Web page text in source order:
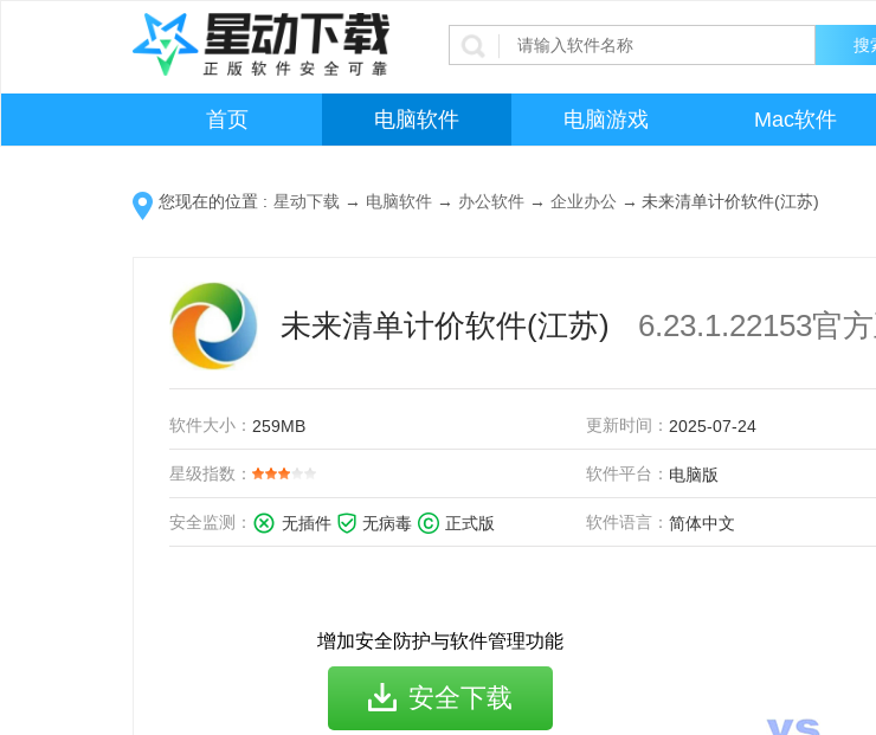
首页 电脑软件 电脑游戏 Mac软件
您现在的位置 : 星动下载 → 电脑软件 → 办公软件 → 企业办公 → 未来清单计价软件(江苏)
未来清单计价软件(江苏) 6.23.1.22153官
软件大小： 259MB 更新时间： 2025-07-24
星级指数： 软件平台： 电脑版
安全监测： 无插件 无病毒 正式版 软件语言：简体中文
增加安全防护与软件管理功能
安全下载